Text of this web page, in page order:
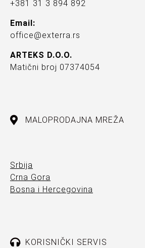
+381 31 3 894 892
Email:
office@exterra.rs
ARTEKS D.O.O.
Matični broj 07374054
MALOPRODAJNA MREŽA
Srbija
Crna Gora
Bosna i Hercegovina
KORISNIČKI SERVIS